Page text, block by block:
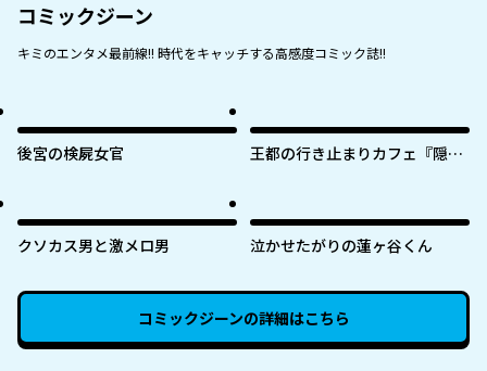
コミックジーン
キミのエンタメ最前線!! 時代をキャッチする高感度コミック誌!!
後宮の検屍女官
王都の行き止まりカフェ『隠れ
ぎに来ます～
クソカス男と激メロ男
泣かせたがりの蓮ヶ谷くん
コミックジーンの詳細はこちら